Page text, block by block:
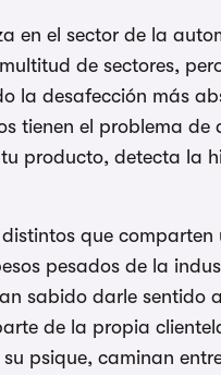
en el sector de la
de sectores,
la desafección más
tienen el problema
producto, detecta la
que
pesados de la
sabido darle sentido
de la propia
psique, caminan